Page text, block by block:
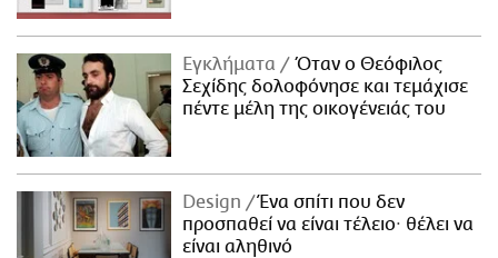
Εγκλήματα
Όταν ο Θεόφιλος
Σεχίδης δολοφόνησε και τεμάχισε
πέντε μέλη της οικογένειάς του
Design
Ένα σπίτι που δεν
προσπαθεί να είναι τέλειο· θέλει να
είναι αληθινό